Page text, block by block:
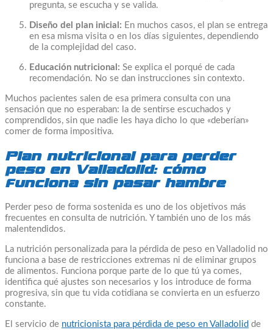
pregunta, se escucha y se valida.
Diseño del plan inicial: En muchos casos, el plan se entrega
en esa misma visita o en los días siguientes, dependiendo
de la complejidad del caso.
Educación nutricional: Se explica el porqué de cada
recomendación. No se dan instrucciones sin contexto.
Muchos pacientes salen de esa primera consulta con una
sensación que no esperaban: la de sentirse escuchados y
comprendidos, sin que nadie les haya dicho lo que «deberían»
comer de forma impositiva.
Plan nutricional para perder
peso en Valladolid: cómo
funciona sin pasar hambre
Perder peso de forma sostenida es uno de los objetivos más
frecuentes en consulta de nutrición. Y también uno de los más
malentendidos.
La nutrición personalizada para la pérdida de peso en Valladolid no
funciona a base de restricciones extremas ni de eliminar grupos
de alimentos. Funciona porque parte de lo que tú ya comes,
identifica qué ajustes son necesarios y los introduce de forma
progresiva, sin que tu vida cotidiana se convierta en un esfuerzo
constante.
El servicio de nutricionista para pérdida de peso en Valladolid de